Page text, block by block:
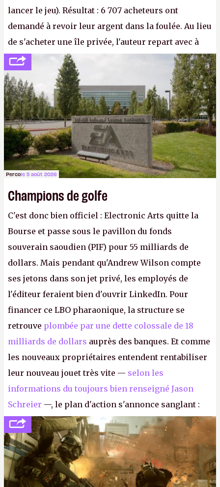
lancer le jeu). Résultat : 6 707 acheteurs ont
demandé à revoir leur argent dans la foulée. Au lieu
de s'acheter une île privée, l'auteur repart avec à
peine 2 000 dollars en poche. C'est toujours plus
cher payé que le temps passé à dev, mais ça
apprendra aux petits malins qu'on ne braque pas
Gabe Newell aussi facilement.P.
Percole 5 août 2026
Champions de golfe
C'est donc bien officiel : Electronic Arts quitte la
Bourse et passe sous le pavillon du fonds
souverain saoudien (PIF) pour 55 milliards de
dollars. Mais pendant qu'Andrew Wilson compte
ses jetons dans son jet privé, les employés de
l'éditeur feraient bien d'ouvrir LinkedIn. Pour
financer ce LBO pharaonique, la structure se
retrouve plombée par une dette colossale de 18
milliards de dollars auprès des banques. Et comme
les nouveaux propriétaires entendent rentabiliser
leur nouveau jouet très vite — selon les
informations du toujours bien renseigné Jason
Schreier —, le plan d'action s'annonce sanglant :
réductions de coûts drastiques, fermetures de
studios et licenciements massifs. En gros, essorer
FCetBattlefield, puis virer le reste.P.